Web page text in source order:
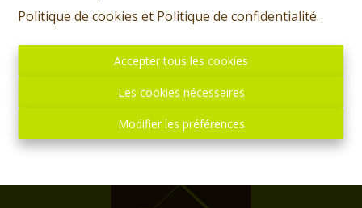
Politique de cookies et Politique de confidentialité.
Accepter tous les cookies
Les cookies nécessaires
Modifier les préférences
À partir de € 15.000